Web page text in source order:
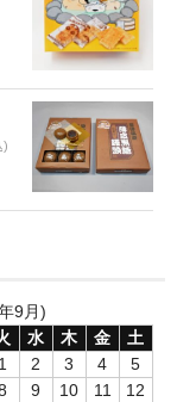
)
9月)
水 木 金
土
1
2 3 4
5
9 10 11
12